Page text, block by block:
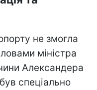
не змогла
міністра
Александера
спеціально